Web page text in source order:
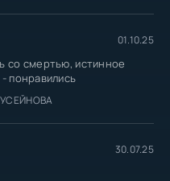
01.10.25
со смертью, истинное
понравились
30.07.25